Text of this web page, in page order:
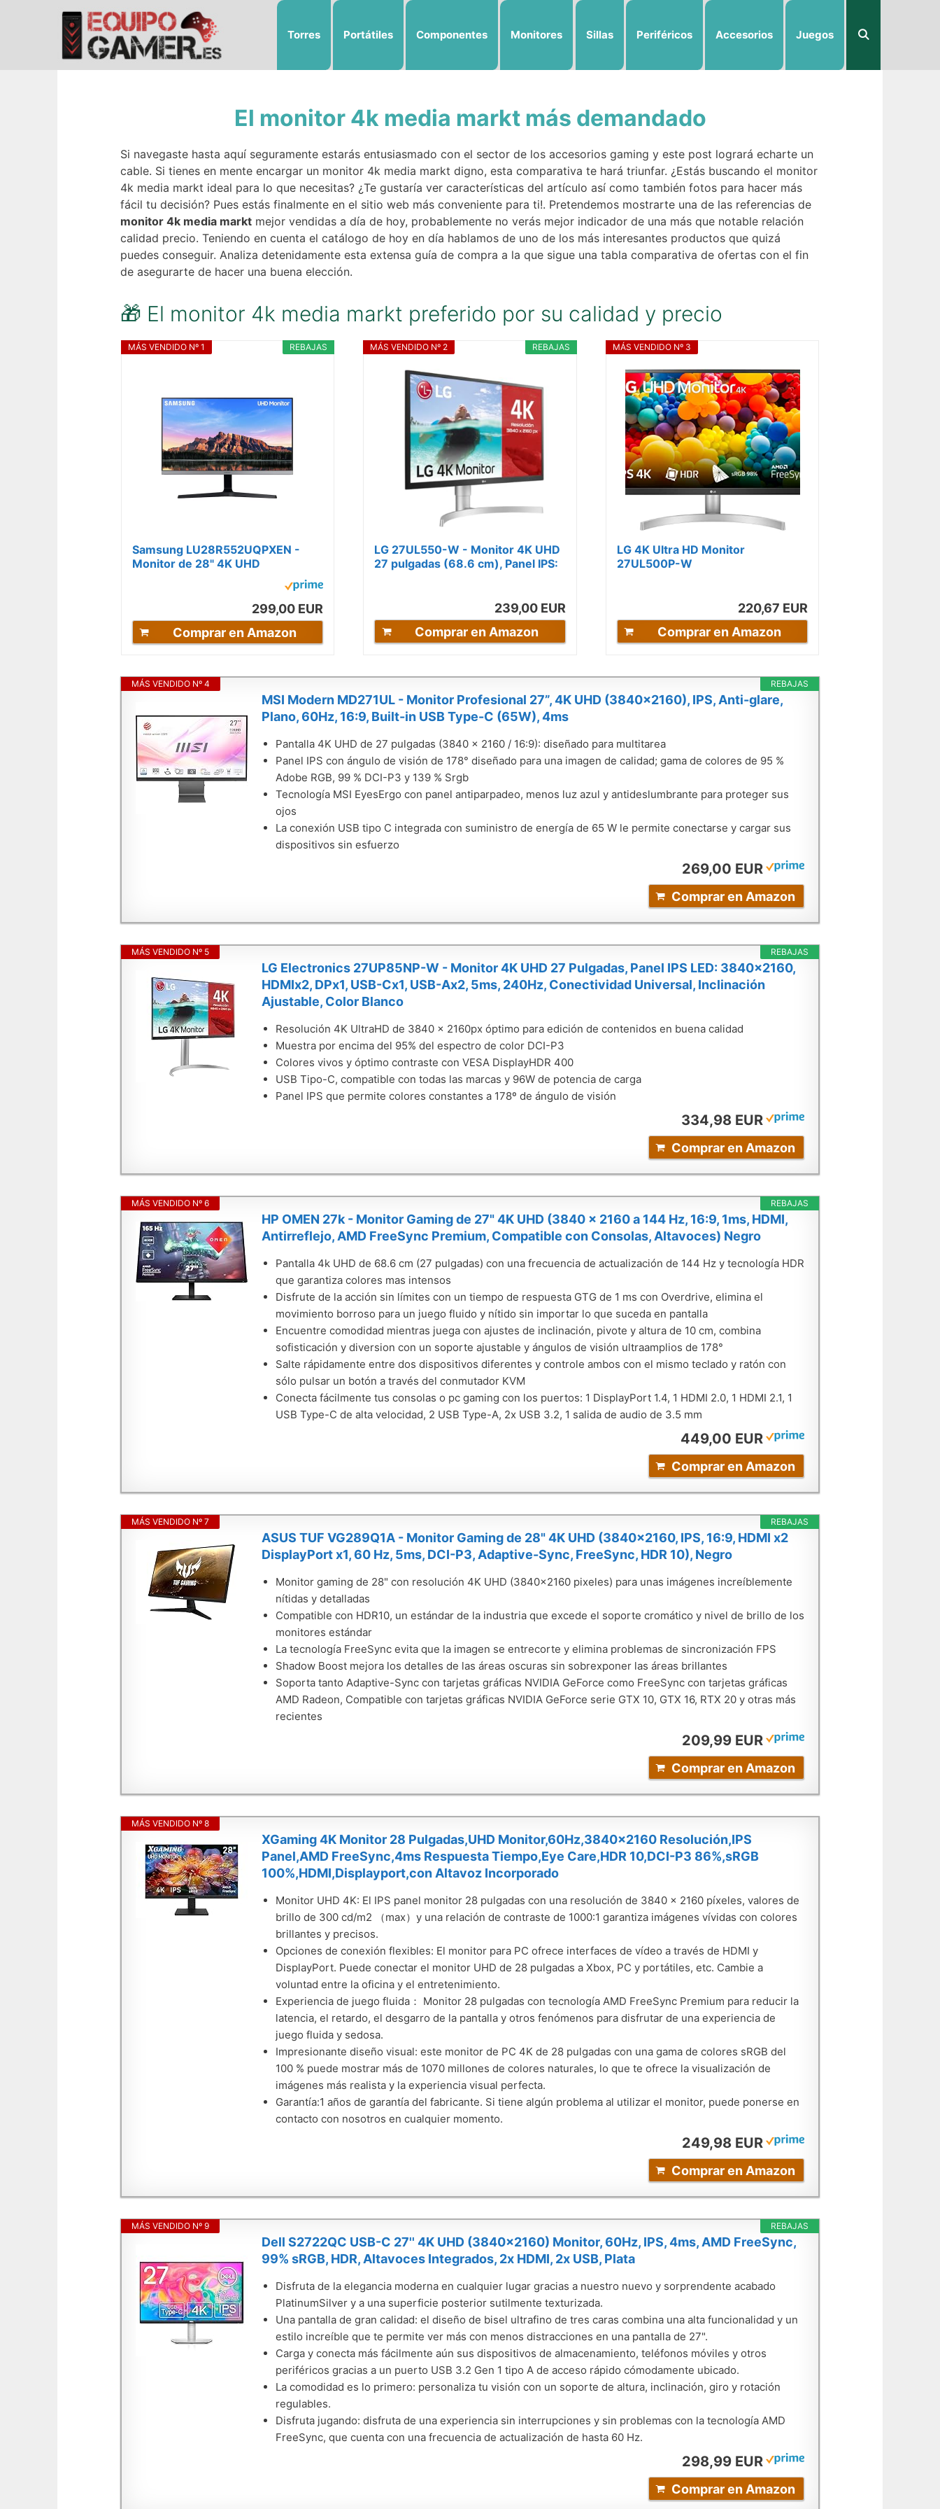
Torres Portátiles Componentes Monitores Sillas Periféricos Accesorios Juegos
El monitor 4k media markt más demandado
Si navegaste hasta aquí seguramente estarás entusiasmado con el sector de los accesorios gaming y este post logrará echarte un
cable. Si tienes en mente encargar un monitor 4k media markt digno, esta comparativa te hará triunfar. ¿Estás buscando el monitor
4k media markt ideal para lo que necesitas? ¿Te gustaría ver características del artículo así como también fotos para hacer más
fácil tu decisión? Pues estás finalmente en el sitio web más conveniente para ti!. Pretendemos mostrarte una de las referencias de
monitor 4k media markt mejor vendidas a día de hoy, probablemente no verás mejor indicador de una más que notable relación
calidad precio. Teniendo en cuenta el catálogo de hoy en día hablamos de uno de los más interesantes productos que quizá
puedes conseguir. Analiza detenidamente esta extensa guía de compra a la que sigue una tabla comparativa de ofertas con el fin
de asegurarte de hacer una buena elección.
🎁 El monitor 4k media markt preferido por su calidad y precio
REBAJAS
MÁS VENDIDO Nº 1
Samsung LU28R552UQPXEN -
Monitor de 28" 4K UHD
(3840x2160, 16:9, Panel IPS, HDR,
299,00 EUR
Comprar en Amazon
REBAJAS
MÁS VENDIDO Nº 2
LG 27UL550-W - Monitor 4K UHD
27 pulgadas (68.6 cm), Panel IPS:
239,00 EUR
Comprar en Amazon
MÁS VENDIDO Nº 3
LG 4K Ultra HD Monitor
27UL500P-W
220,67 EUR
Comprar en Amazon
REBAJAS
MÁS VENDIDO Nº 4
MSI Modern MD271UL - Monitor Profesional 27”, 4K UHD (3840x2160), IPS, Anti-glare,
Plano, 60Hz, 16:9, Built-in USB Type-C (65W), 4ms
Pantalla 4K UHD de 27 pulgadas (3840 x 2160 / 16:9): diseñado para multitarea
Panel IPS con ángulo de visión de 178° diseñado para una imagen de calidad; gama de colores de 95 %
Adobe RGB, 99 % DCI-P3 y 139 % Srgb
Tecnología MSI EyesErgo con panel antiparpadeo, menos luz azul y antideslumbrante para proteger sus
ojos
La conexión USB tipo C integrada con suministro de energía de 65 W le permite conectarse y cargar sus
dispositivos sin esfuerzo
269,00 EUR
Comprar en Amazon
REBAJAS
MÁS VENDIDO Nº 5
LG Electronics 27UP85NP-W - Monitor 4K UHD 27 Pulgadas, Panel IPS LED: 3840x2160,
HDMIx2, DPx1, USB-Cx1, USB-Ax2, 5ms, 240Hz, Conectividad Universal, Inclinación
Ajustable, Color Blanco
Resolución 4K UltraHD de 3840 x 2160px óptimo para edición de contenidos en buena calidad
Muestra por encima del 95% del espectro de color DCI-P3
Colores vivos y óptimo contraste con VESA DisplayHDR 400
USB Tipo-C, compatible con todas las marcas y 96W de potencia de carga
Panel IPS que permite colores constantes a 178º de ángulo de visión
334,98 EUR
Comprar en Amazon
REBAJAS
MÁS VENDIDO Nº 6
HP OMEN 27k - Monitor Gaming de 27" 4K UHD (3840 x 2160 a 144 Hz, 16:9, 1ms, HDMI,
Antirreflejo, AMD FreeSync Premium, Compatible con Consolas, Altavoces) Negro
Pantalla 4k UHD de 68.6 cm (27 pulgadas) con una frecuencia de actualización de 144 Hz y tecnología HDR
que garantiza colores mas intensos
Disfrute de la acción sin límites con un tiempo de respuesta GTG de 1 ms con Overdrive, elimina el
movimiento borroso para un juego fluido y nítido sin importar lo que suceda en pantalla
Encuentre comodidad mientras juega con ajustes de inclinación, pivote y altura de 10 cm, combina
sofisticación y diversion con un soporte ajustable y ángulos de visión ultraamplios de 178°
Salte rápidamente entre dos dispositivos diferentes y controle ambos con el mismo teclado y ratón con
sólo pulsar un botón a través del conmutador KVM
Conecta fácilmente tus consolas o pc gaming con los puertos: 1 DisplayPort 1.4, 1 HDMI 2.0, 1 HDMI 2.1, 1
USB Type-C de alta velocidad, 2 USB Type-A, 2x USB 3.2, 1 salida de audio de 3.5 mm
449,00 EUR
Comprar en Amazon
REBAJAS
MÁS VENDIDO Nº 7
ASUS TUF VG289Q1A - Monitor Gaming de 28" 4K UHD (3840x2160, IPS, 16:9, HDMI x2
DisplayPort x1, 60 Hz, 5ms, DCI-P3, Adaptive-Sync, FreeSync, HDR 10), Negro
Monitor gaming de 28" con resolución 4K UHD (3840x2160 pixeles) para unas imágenes increíblemente
nítidas y detalladas
Compatible con HDR10, un estándar de la industria que excede el soporte cromático y nivel de brillo de los
monitores estándar
La tecnología FreeSync evita que la imagen se entrecorte y elimina problemas de sincronización FPS
Shadow Boost mejora los detalles de las áreas oscuras sin sobrexponer las áreas brillantes
Soporta tanto Adaptive-Sync con tarjetas gráficas NVIDIA GeForce como FreeSync con tarjetas gráficas
AMD Radeon, Compatible con tarjetas gráficas NVIDIA GeForce serie GTX 10, GTX 16, RTX 20 y otras más
recientes
209,99 EUR
Comprar en Amazon
MÁS VENDIDO Nº 8
XGaming 4K Monitor 28 Pulgadas,UHD Monitor,60Hz,3840x2160 Resolución,IPS
Panel,AMD FreeSync,4ms Respuesta Tiempo,Eye Care,HDR 10,DCI-P3 86%,sRGB
100%,HDMI,Displayport,con Altavoz Incorporado
Monitor UHD 4K: El IPS panel monitor 28 pulgadas con una resolución de 3840 x 2160 píxeles, valores de
brillo de 300 cd/m2 （max）y una relación de contraste de 1000:1 garantiza imágenes vívidas con colores
brillantes y precisos.
Opciones de conexión flexibles: El monitor para PC ofrece interfaces de vídeo a través de HDMI y
DisplayPort. Puede conectar el monitor UHD de 28 pulgadas a Xbox, PC y portátiles, etc. Cambie a
voluntad entre la oficina y el entretenimiento.
Experiencia de juego fluida： Monitor 28 pulgadas con tecnología AMD FreeSync Premium para reducir la
latencia, el retardo, el desgarro de la pantalla y otros fenómenos para disfrutar de una experiencia de
juego fluida y sedosa.
Impresionante diseño visual: este monitor de PC 4K de 28 pulgadas con una gama de colores sRGB del
100 % puede mostrar más de 1070 millones de colores naturales, lo que te ofrece la visualización de
imágenes más realista y la experiencia visual perfecta.
Garantía:1 años de garantía del fabricante. Si tiene algún problema al utilizar el monitor, puede ponerse en
contacto con nosotros en cualquier momento.
249,98 EUR
Comprar en Amazon
REBAJAS
MÁS VENDIDO Nº 9
Dell S2722QC USB-C 27'' 4K UHD (3840x2160) Monitor, 60Hz, IPS, 4ms, AMD FreeSync,
99% sRGB, HDR, Altavoces Integrados, 2x HDMI, 2x USB, Plata
Disfruta de la elegancia moderna en cualquier lugar gracias a nuestro nuevo y sorprendente acabado
PlatinumSilver y a una superficie posterior sutilmente texturizada.
Una pantalla de gran calidad: el diseño de bisel ultrafino de tres caras combina una alta funcionalidad y un
estilo increíble que te permite ver más con menos distracciones en una pantalla de 27".
Carga y conecta más fácilmente aún sus dispositivos de almacenamiento, teléfonos móviles y otros
periféricos gracias a un puerto USB 3.2 Gen 1 tipo A de acceso rápido cómodamente ubicado.
La comodidad es lo primero: personaliza tu visión con un soporte de altura, inclinación, giro y rotación
regulables.
Disfruta jugando: disfruta de una experiencia sin interrupciones y sin problemas con la tecnología AMD
FreeSync, que cuenta con una frecuencia de actualización de hasta 60 Hz.
298,99 EUR
Comprar en Amazon